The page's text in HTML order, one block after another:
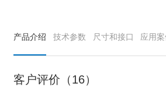
产品介绍 技术参数 尺寸和接口 应用案
客户评价（16）